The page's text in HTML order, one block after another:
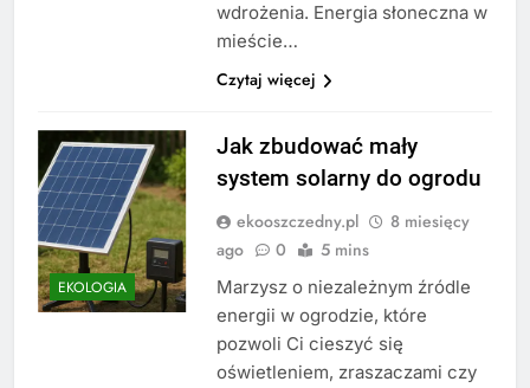
wdrożenia. Energia słoneczna w
mieście…
Czytaj więcej
EKOLOGIA
Jak zbudować mały
system solarny do ogrodu
ekooszczedny.pl
8 miesięcy
ago
0 5 mins
Marzysz o niezależnym źródle
energii w ogrodzie, które
pozwoli Ci cieszyć się
oświetleniem, zraszaczami czy